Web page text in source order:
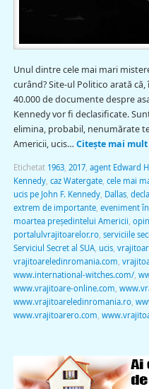
Unul dintre cele mai mari
curând? Site-ul Politico arată
40.000 de documente despre
Kennedy vor fi declasificate.
elimina, probabil, nenumărate
Americii, ucis… Citește mai mult
Etichetat 1963, 2017, agent Edward
Kennedy, caz Watergate, cele mai
ucis pe John F. Kennedy, Dallas,
extrem de importante, eveniment
moartea președintelui Americii
portalulvrajitoarelor.ro, serviciile
Serviciul Secret al SUA, ucis,
vrajitoareledinromania.com
www.international-witches.com/,
www.vrajitoare-online.com
www.vrajitoareledinromania.ro,
www.vrajitoarero.com